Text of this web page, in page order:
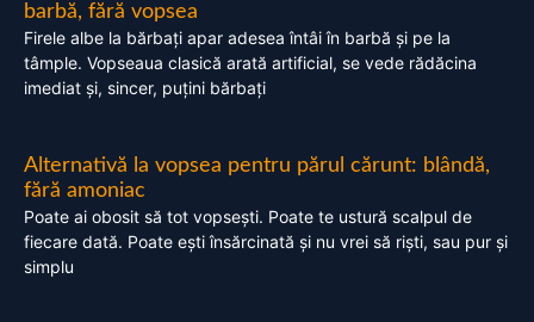
barbă, fără vopsea
Firele albe la bărbați apar adesea întâi în barbă și pe la
tâmple. Vopseaua clasică arată artificial, se vede rădăcina
imediat și, sincer, puțini bărbați
Alternativă la vopsea pentru părul cărunt: blândă,
fără amoniac
Poate ai obosit să tot vopsești. Poate te ustură scalpul de
fiecare dată. Poate ești însărcinată și nu vrei să riști, sau pur și
simplu